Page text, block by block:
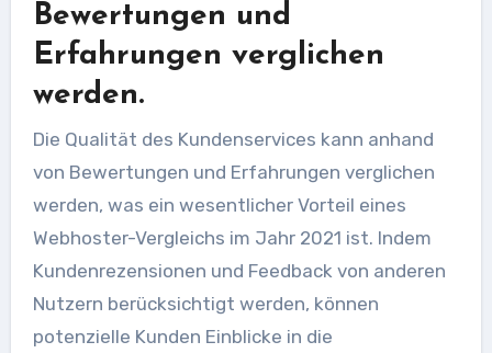
Bewertungen und
Erfahrungen verglichen
werden.
Die Qualität des Kundenservices kann anhand
von Bewertungen und Erfahrungen verglichen
werden, was ein wesentlicher Vorteil eines
Webhoster-Vergleichs im Jahr 2021 ist. Indem
Kundenrezensionen und Feedback von anderen
Nutzern berücksichtigt werden, können
potenzielle Kunden Einblicke in die